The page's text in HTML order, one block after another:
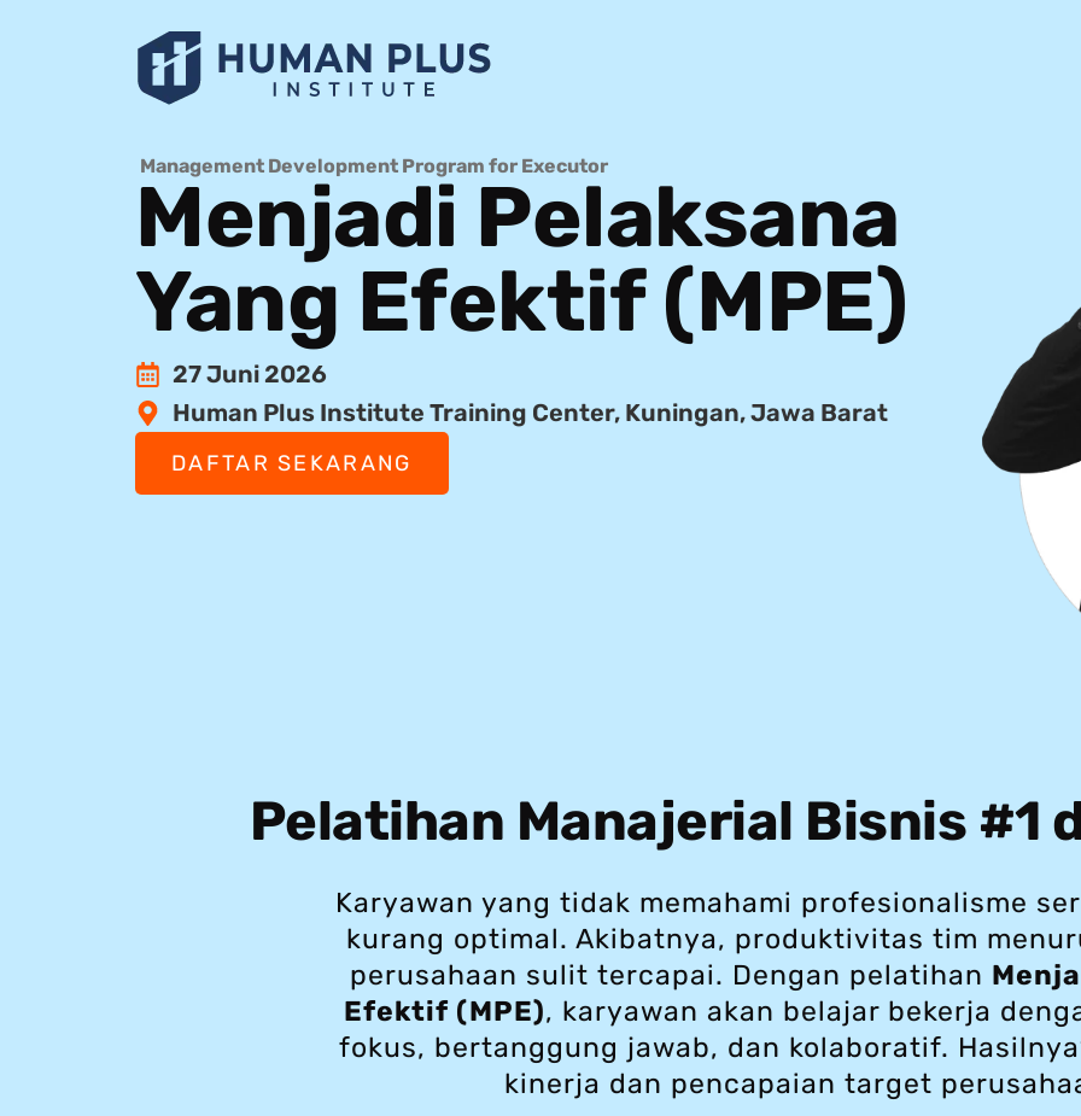
Management Development Program for Executor
Menjadi Pelaksana
Yang Efektif (MPE)
27 Juni 2026
Human Plus Institute Training Center, Kuningan, Jawa Barat
DAFTAR SEKARANG
Pelatihan Manajerial Bisnis #1
Karyawan yang tidak memahami profesionalisme
kurang optimal. Akibatnya, produktivitas tim
perusahaan sulit tercapai. Dengan pelatihan
Efektif (MPE), karyawan akan belajar bekerja
fokus, bertanggung jawab, dan kolaboratif.
kinerja dan pencapaian target